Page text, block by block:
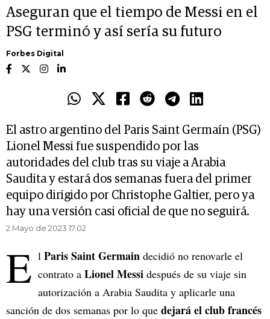
Aseguran que el tiempo de Messi en el
PSG terminó y así sería su futuro
Forbes Digital
El astro argentino del Paris Saint Germaín (PSG)
Lionel Messi fue suspendido por las
autoridades del club tras su viaje a Arabia
Saudita y estará dos semanas fuera del primer
equipo dirigido por Christophe Galtier, pero ya
hay una versión casi oficial de que no seguirá.
2 Mayo de 2023 17.02
E l Paris Saint Germain decidió no renovarle el
contrato a Lionel Messi después de su viaje sin
autorización a Arabia Saudita y aplicarle una
sanción de dos semanas por lo que dejará el club francés